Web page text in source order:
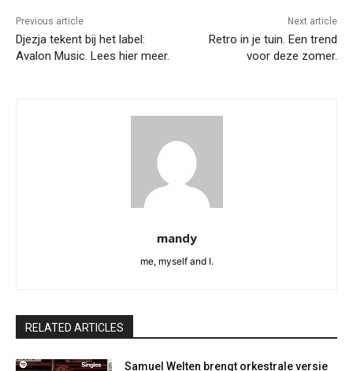
Previous article
Djezja tekent bij het label:
Avalon Music. Lees hier meer.
Next article
Retro in je tuin. Een trend
voor deze zomer.
mandy
me, myself and I.
RELATED ARTICLES
Samuel Welten brengt orkestrale versie